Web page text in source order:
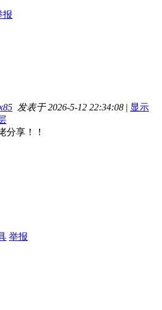
报
发表于 2026-5-12 22:34:08 | 显示
分享！！
举报